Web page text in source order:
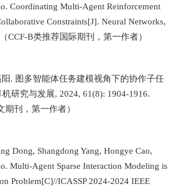
Coordinating Multi-Agent Reinforcement
Constraints[J]. Neural Networks,
（CCF-B类推荐国际期刊，第一作者）
. 图多智能体任务建模视角下的协作子任
机研究与发展, 2024, 61(8): 1904-1916.
期刊，第一作者）
Dong, Shangdong Yang, Hongye Cao,
Multi-Agent Sparse Interaction Modeling is
Problem[C]//ICASSP 2024-2024 IEEE